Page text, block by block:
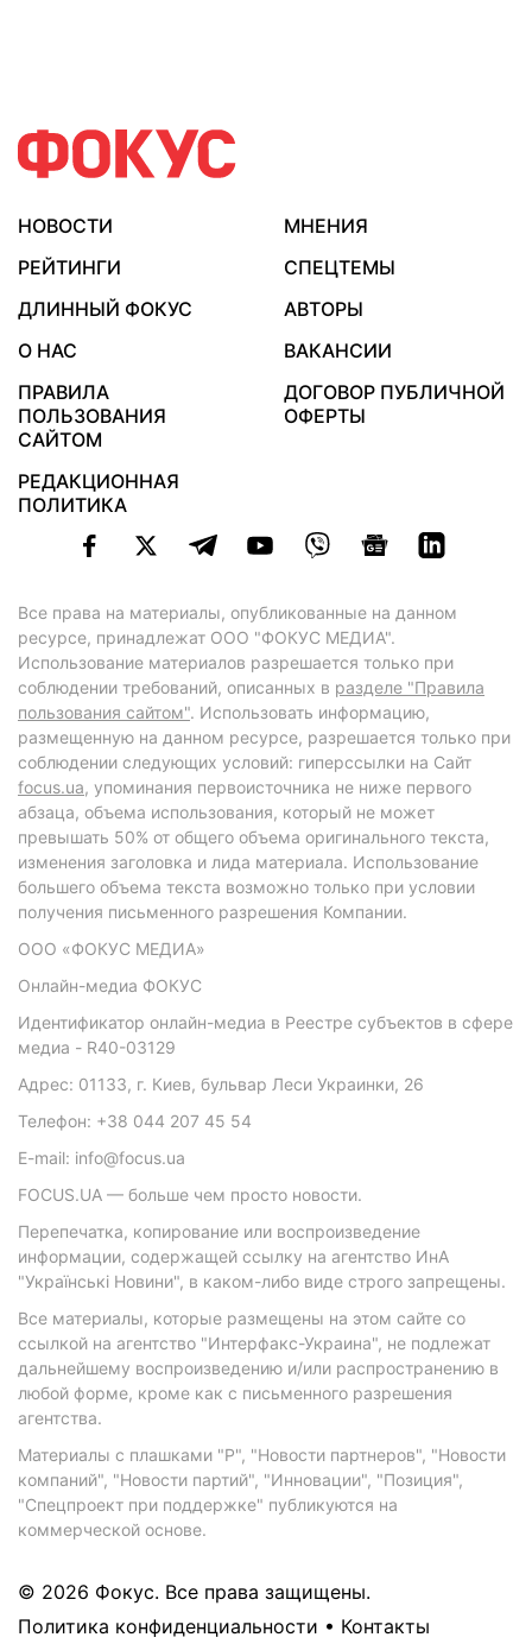
НОВОСТИ
МНЕНИЯ
РЕЙТИНГИ
СПЕЦТЕМЫ
ДЛИННЫЙ ФОКУС
АВТОРЫ
О НАС
ВАКАНСИИ
ПРАВИЛА
ПОЛЬЗОВАНИЯ
САЙТОМ
ДОГОВОР ПУБЛИЧНОЙ
ОФЕРТЫ
РЕДАКЦИОННАЯ
ПОЛИТИКА
Все права на материалы, опубликованные на данном
ресурсе, принадлежат ООО "ФОКУС МЕДИА".
Использование материалов разрешается только при
соблюдении требований, описанных в разделе "Правила
пользования сайтом". Использовать информацию,
размещенную на данном ресурсе, разрешается только при
соблюдении следующих условий: гиперссылки на Сайт
focus.ua, упоминания первоисточника не ниже первого
абзаца, объема использования, который не может
превышать 50% от общего объема оригинального текста,
изменения заголовка и лида материала. Использование
большего объема текста возможно только при условии
получения письменного разрешения Компании.
ООО «ФОКУС МЕДИА»
Онлайн-медиа ФОКУС
Идентификатор онлайн-медиа в Реестре субъектов в сфере
медиа - R40-03129
Адрес: 01133, г. Киев, бульвар Леси Украинки, 26
Телефон: +38 044 207 45 54
E-mail: info@focus.ua
FOCUS.UA — больше чем просто новости.
Перепечатка, копирование или воспроизведение
информации, содержащей ссылку на агентство ИнА
"Українські Новини", в каком-либо виде строго запрещены.
Все материалы, которые размещены на этом сайте со
ссылкой на агентство "Интерфакс-Украина", не подлежат
дальнейшему воспроизведению и/или распространению в
любой форме, кроме как с письменного разрешения
агентства.
Материалы с плашками "Р", "Новости партнеров", "Новости
компаний", "Новости партий", "Инновации", "Позиция",
"Спецпроект при поддержке" публикуются на
коммерческой основе.
© 2026 Фокус. Все права защищены.
Политика конфиденциальности • Контакты